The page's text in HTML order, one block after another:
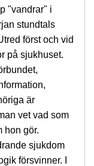
"vandrar" i
stundtals
först och vid
på sjukhuset.
är
vet vad som
hon gör.
sjukdom
försvinner. I